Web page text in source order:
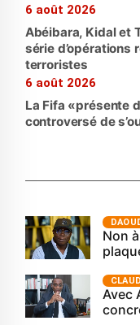
6 août 2026
Abéibara, Kidal et
série d’opérations
terroristes
6 août 2026
La Fifa «présente
controversé de
Non
Avec